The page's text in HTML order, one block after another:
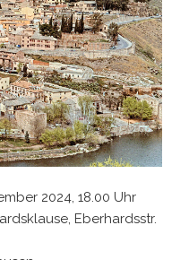
2024, 18.00 Uhr
Eberhardsstr.